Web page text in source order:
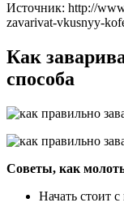
Источник: http://
zavarivat-vkusnyy-
Как
способа
Советы, как
Начать стоит